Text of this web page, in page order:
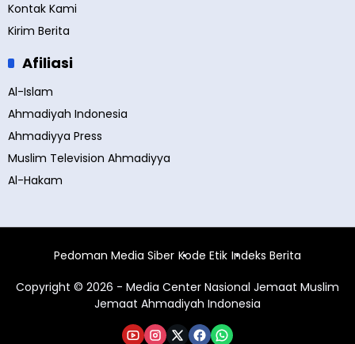
Kontak Kami
Kirim Berita
Afiliasi
Al-Islam
Ahmadiyah Indonesia
Ahmadiyya Press
Muslim Television Ahmadiyya
Al-Hakam
Pedoman Media Siber Kode Etik Indeks Berita
Copyright © 2026 - Media Center Nasional Jemaat Muslim
Jemaat Ahmadiyah Indonesia